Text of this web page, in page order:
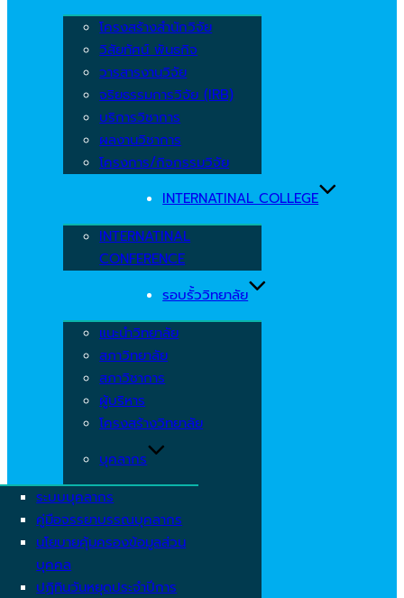
โครงสร้างสำนักวิจัย
วิสัยทัศน์ พันธกิจ
วารสารงานวิจัย
จริยธรรมการวิจัย (IRB)
บริการวิชาการ
ผลงานวิชาการ
โครงการ/กิจกรรมวิจัย
INTERNATINAL COLLEGE
INTERNATINAL
CONFERENCE
รอบรั้ววิทยาลัย
แนะนำวิทยาลัย
สภาวิทยาลัย
สภาวิชาการ
ผู้บริหาร
โครงสร้างวิทยาลัย
บุคลากร
ระบบบุคลากร
คู่มือจรรยาบรรณบุคลากร
นโยบายคุ้มครองข้อมูลส่วน
บุคคล
ปฏิทินวันหยุดประจำปีการ